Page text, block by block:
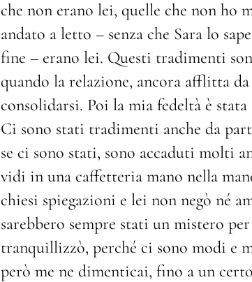
che non erano lei, quelle che non ho
andato a letto – senza che Sara lo
fine – erano lei. Questi tradimenti
quando la relazione, ancora afflitta
consolidarsi. Poi la mia fedeltà è stata
Ci sono stati tradimenti anche da
se ci sono stati, sono accaduti molti
vidi in una caffetteria mano nella
chiesi spiegazioni e lei non negò né
sarebbero sempre stati un mistero
tranquillizzò, perché ci sono modi e
però me ne dimenticai, fino a un